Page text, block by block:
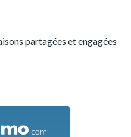
partagées et engagées